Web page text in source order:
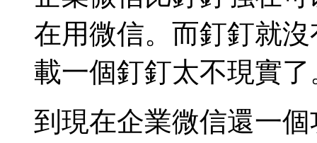
在用微信。而釘釘就
載一個釘釘太不現實了
到現在企業微信還一